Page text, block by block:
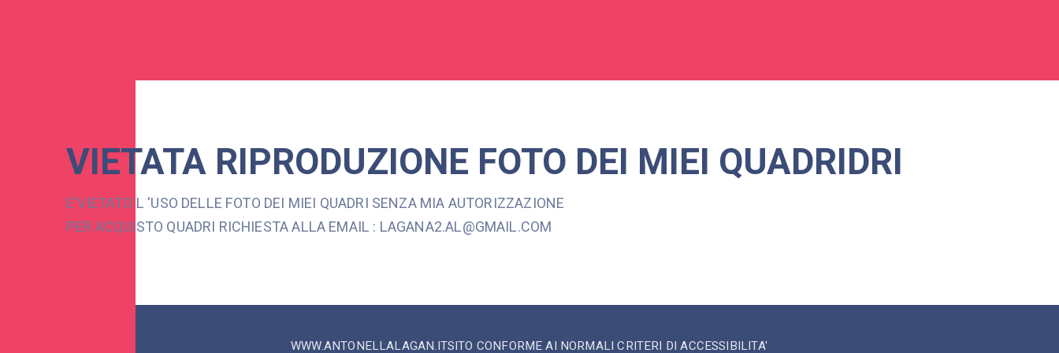
VIETATA RIPRODUZIONE FOTO DEI MIEI QUADRIDRI
E'VIETATO L 'USO DELLE FOTO DEI MIEI QUADRI SENZA MIA AUTORIZZAZIONE
PER ACQUISTO QUADRI RICHIESTA ALLA EMAIL : LAGANA2.AL@GMAIL.COM
WWW.ANTONELLALAGAN.ITSITO CONFORME AI NORMALI CRITERI DI ACCESSIBILITA'